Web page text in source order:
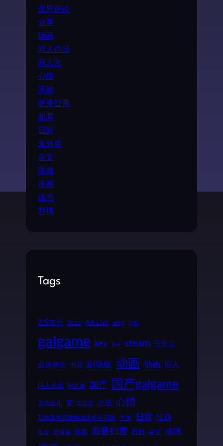
业界评论
分享
动画
同人作品
同人文
心情
手游
新番扫雷
新闻
日影
未分类
杂文
游戏
漫画
读书
野球
Tags
2.5次元 2011 AR Live avg gal
galgame key live steam 三次元
业界评论 书评 剧场版 动画 动画 同人
同人作品 同人展 国产 国产galgame
圣地巡礼 宅 安达充 小说 心情
我的青春恋爱物语果然有问题 手游 扫雷 投稿
推理 新海诚 新番 新番扫雷 日剧 杂文 棒球